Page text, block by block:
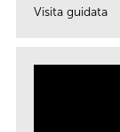
Visita guidata